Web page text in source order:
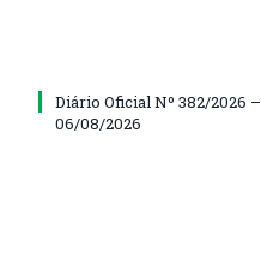
Diário Oficial Nº 382/2026 –
06/08/2026